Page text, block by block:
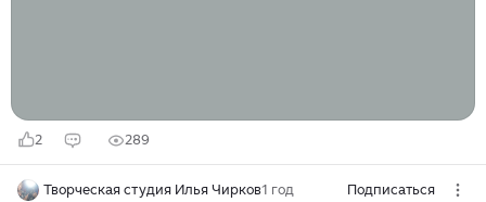
2 289
Творческая студия Илья Чирков1 год Подписаться